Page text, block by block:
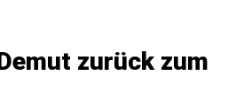
zurück zum